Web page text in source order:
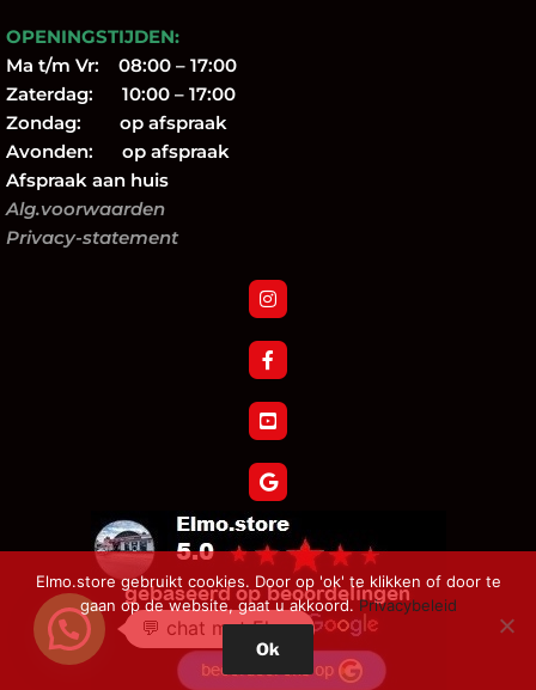
OPENINGSTIJDEN:
Ma t/m Vr: 08:00 – 17:00
Zaterdag: 10:00 – 17:00
Zondag: op afspraak
Avonden: op afspraak
Afspraak aan huis
Alg.voorwaarden
Privacy-statement
Verzoek tot herroeping bestelling
💬 chat met Elmo
Elmo.store gebruikt cookies. Door op 'ok' te klikken of door te
gaan op de website, gaat u akkoord.Privacybeleid
Ok